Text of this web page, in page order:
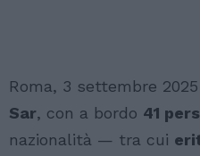
Roma, 3 settembre
Sar, con a bordo 41
nazionalità — tra cui